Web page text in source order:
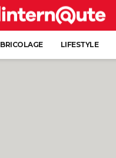
BRICOLAGE LIFESTYLE